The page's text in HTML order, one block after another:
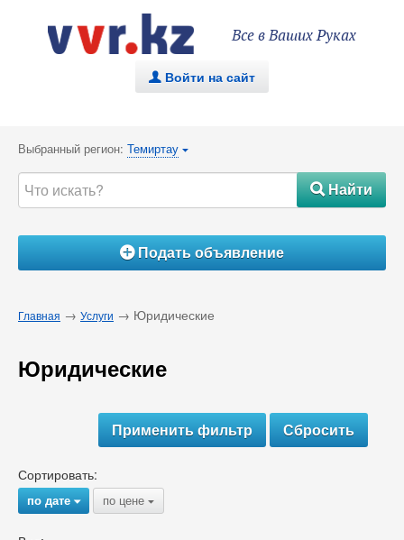
Все в Ваших Руках
. Войти на сайт
Выбранный регион: Темиртау {
#Найти
ÁПодать объявление
Главная → Услуги → Юридические
Юридические
Сортировать:
по дате{ по цене {